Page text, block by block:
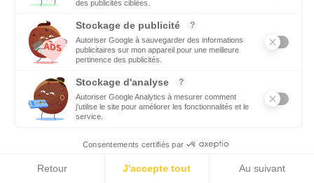
des entreprises sur tous les bassins d’emploi du sud en
réalisant des focus sur les plus innovantes d’entre elles
VIDÉOS
Retrouvez tous les reportages et interviews de terrain réalisés
par nos journalistes professionnels sur les acteurs régionaux
les plus dynamiques
recherchent un emploi ou une formation. Retrouvez aussi les